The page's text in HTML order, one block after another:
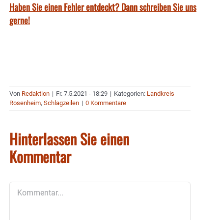
Haben Sie einen Fehler entdeckt? Dann schreiben Sie uns
gerne!
Von Redaktion | Fr. 7.5.2021 - 18:29 | Kategorien: Landkreis
Rosenheim, Schlagzeilen | 0 Kommentare
Hinterlassen Sie einen
Kommentar